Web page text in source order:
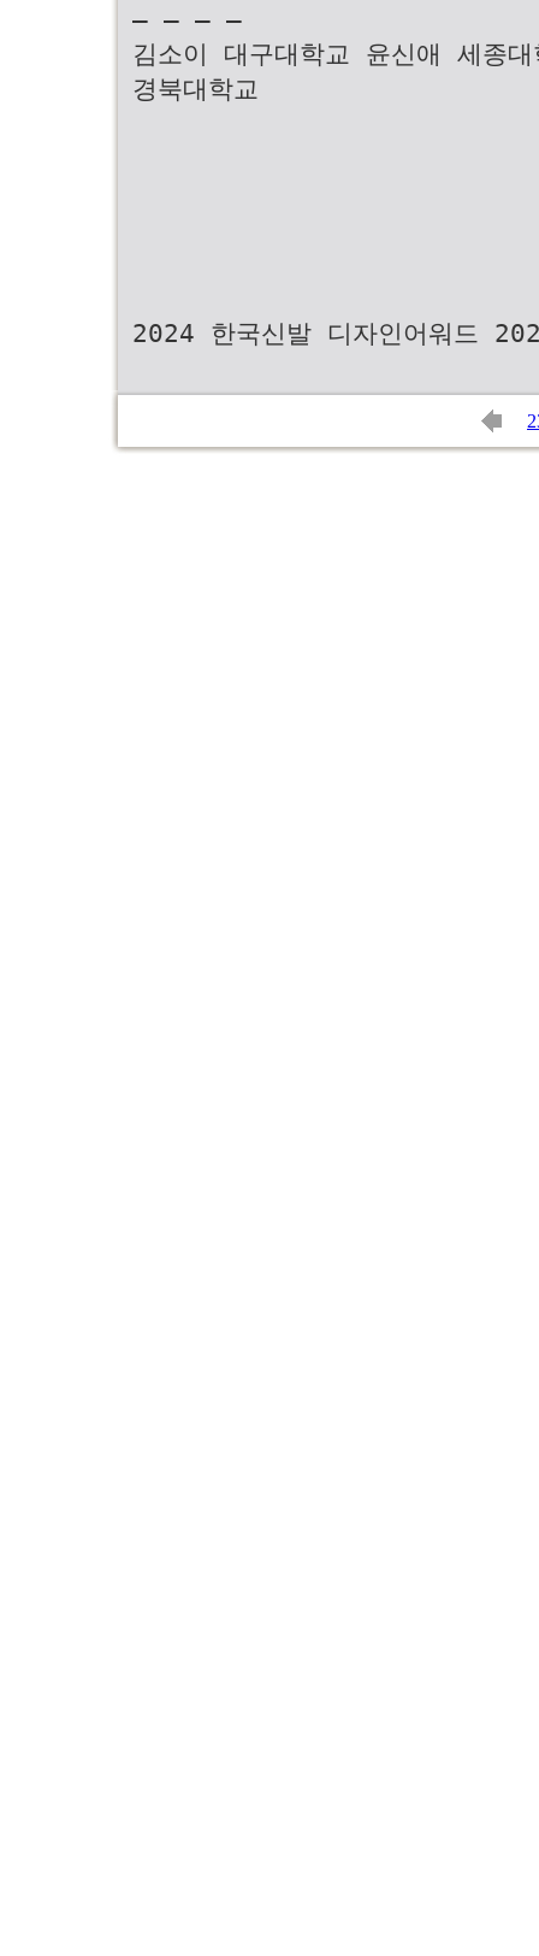
— — — —
김소이 대구대학교 윤신애 세종
경북대학교
2024 한국신발 디자인어워드